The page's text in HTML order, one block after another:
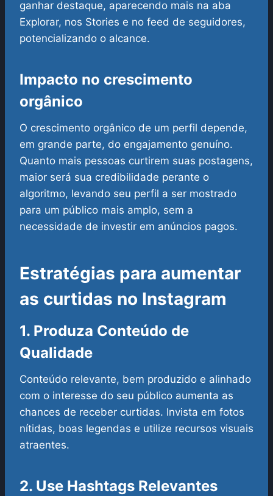
ganhar destaque, aparecendo mais na aba
Explorar, nos Stories e no feed de seguidores,
potencializando o alcance.
Impacto no crescimento
orgânico
O crescimento orgânico de um perfil depende,
em grande parte, do engajamento genuíno.
Quanto mais pessoas curtirem suas postagens,
maior será sua credibilidade perante o
algoritmo, levando seu perfil a ser mostrado
para um público mais amplo, sem a
necessidade de investir em anúncios pagos.
Estratégias para aumentar
as curtidas no Instagram
1. Produza Conteúdo de
Qualidade
Conteúdo relevante, bem produzido e alinhado
com o interesse do seu público aumenta as
chances de receber curtidas. Invista em fotos
nítidas, boas legendas e utilize recursos visuais
atraentes.
2. Use Hashtags Relevantes